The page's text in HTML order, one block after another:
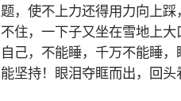
题，使不上力还得用力向上
不住，一下子又坐在雪地上
自己，不能睡，千万不能睡
能坚持！眼泪夺眶而出，回